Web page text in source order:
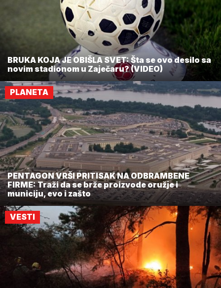
BRUKA KOJA JE OBIŠLA SVET: Šta se ovo desilo sa
novim stadionom u Zaječaru? (VIDEO)
PLANETA
PENTAGON VRŠI PRITISAK NA ODBRAMBENE
FIRME: Traži da se brže proizvode oružje i
municiju, evo i zašto
VESTI